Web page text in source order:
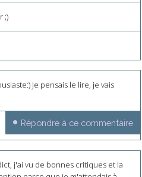
;)
Je pensais le lire, je vais
Répondre à ce commentaire
j'ai vu de bonnes critiques et la